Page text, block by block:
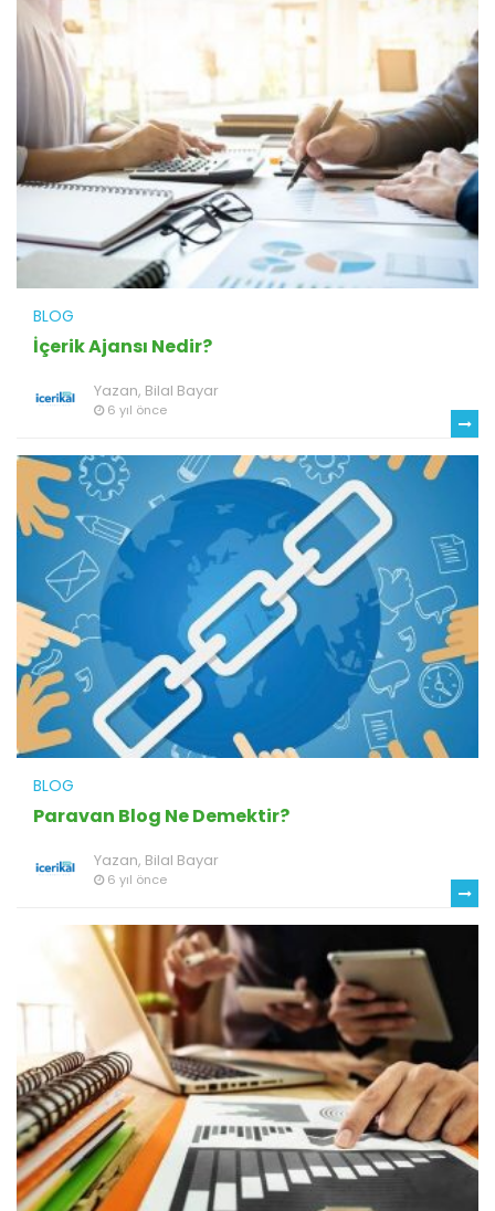
BLOG
İçerik Ajansı Nedir?
Yazan, Bilal Bayar
6 yıl önce
BLOG
Paravan Blog Ne Demektir?
Yazan, Bilal Bayar
6 yıl önce